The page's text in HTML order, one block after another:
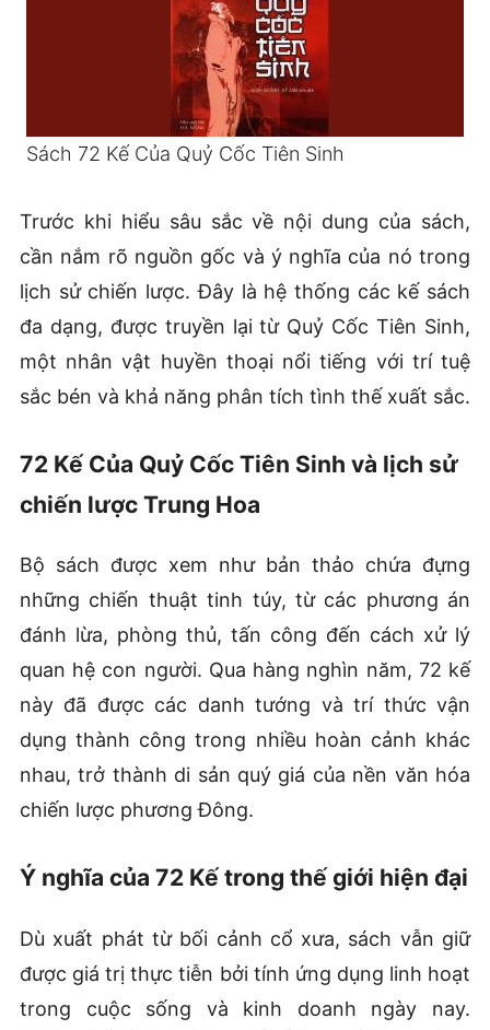
Sách 72 Kế Của Quỷ Cốc Tiên Sinh
Trước khi hiểu sâu sắc về nội dung của sách,
cần nắm rõ nguồn gốc và ý nghĩa của nó trong
lịch sử chiến lược. Đây là hệ thống các kế sách
đa dạng, được truyền lại từ Quỷ Cốc Tiên Sinh,
một nhân vật huyền thoại nổi tiếng với trí tuệ
sắc bén và khả năng phân tích tình thế xuất sắc.
72 Kế Của Quỷ Cốc Tiên Sinh và lịch sử
chiến lược Trung Hoa
Bộ sách được xem như bản thảo chứa đựng
những chiến thuật tinh túy, từ các phương án
đánh lừa, phòng thủ, tấn công đến cách xử lý
quan hệ con người. Qua hàng nghìn năm, 72 kế
này đã được các danh tướng và trí thức vận
dụng thành công trong nhiều hoàn cảnh khác
nhau, trở thành di sản quý giá của nền văn hóa
chiến lược phương Đông.
Ý nghĩa của 72 Kế trong thế giới hiện đại
Dù xuất phát từ bối cảnh cổ xưa, sách vẫn giữ
được giá trị thực tiễn bởi tính ứng dụng linh hoạt
trong cuộc sống và kinh doanh ngày nay.